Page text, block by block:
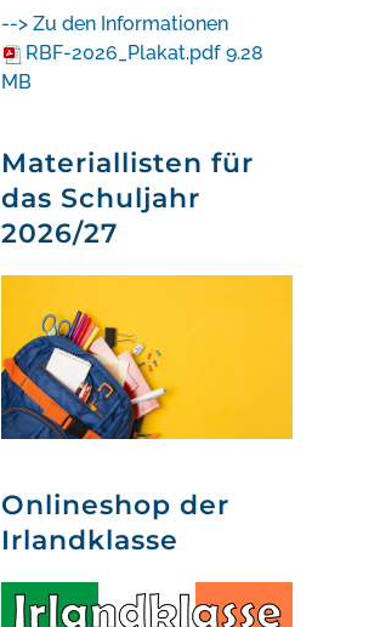
--> Zu den Informationen
RBF-2026_Plakat.pdf 9.28
MB
Materiallisten für
das Schuljahr
2026/27
Onlineshop der
Irlandklasse